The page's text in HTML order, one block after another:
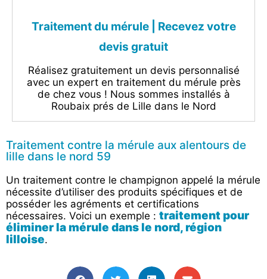
Traitement du mérule | Recevez votre
devis gratuit‎
Réalisez gratuitement un devis personnalisé
avec un expert en traitement du mérule près
de chez vous ! Nous sommes installés à
Roubaix prés de Lille dans le Nord
Traitement contre la mérule aux alentours de
lille dans le nord 59
Un traitement contre le champignon appelé la mérule
nécessite d’utiliser des produits spécifiques et de
posséder les agréments et certifications
nécessaires. Voici un exemple : traitement pour
éliminer la mérule dans le nord, région
lilloise.